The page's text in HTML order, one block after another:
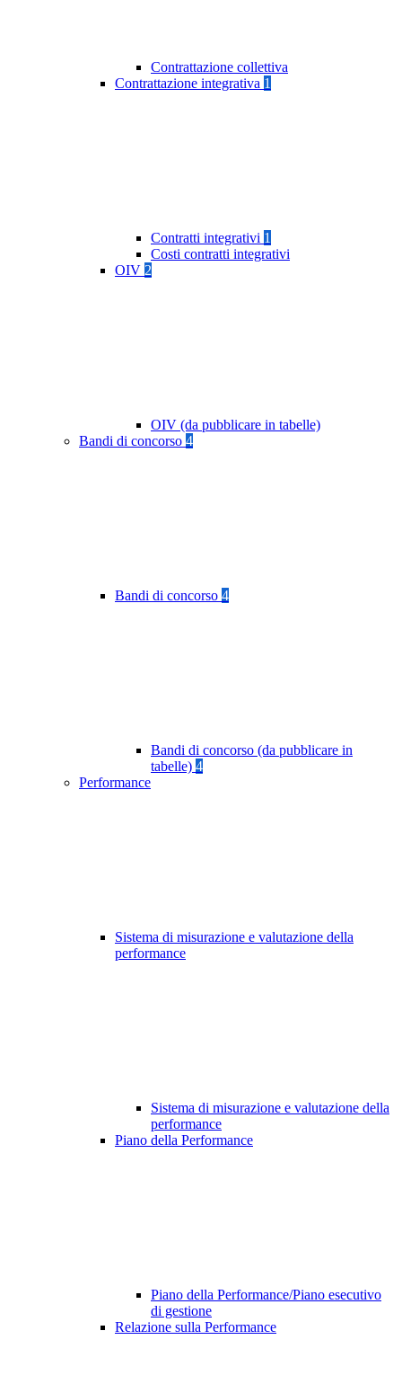
Contrattazione collettiva
Contrattazione integrativa 1
Contratti integrativi 1
Costi contratti integrativi
OIV 2
OIV (da pubblicare in tabelle)
Bandi di concorso 4
Bandi di concorso 4
Bandi di concorso (da pubblicare in
tabelle) 4
Performance
Sistema di misurazione e valutazione della
performance
Sistema di misurazione e valutazione della
performance
Piano della Performance
Piano della Performance/Piano esecutivo
di gestione
Relazione sulla Performance